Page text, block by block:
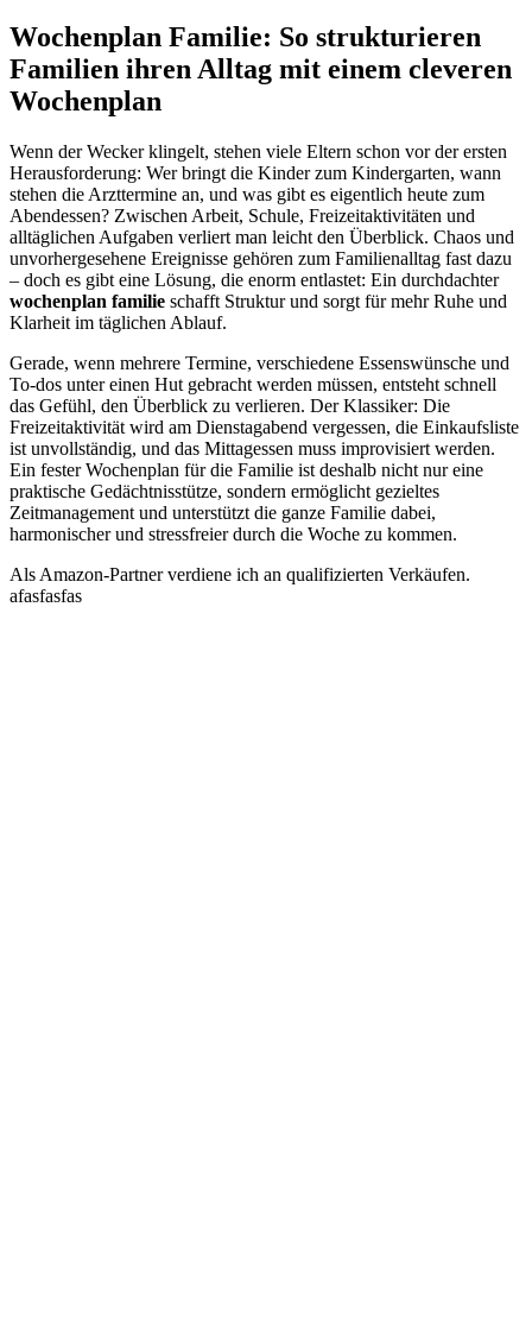
Wochenplan Familie: So strukturieren
Familien ihren Alltag mit einem cleveren
Wochenplan
Wenn der Wecker klingelt, stehen viele Eltern schon vor der ersten
Herausforderung: Wer bringt die Kinder zum Kindergarten, wann
stehen die Arzttermine an, und was gibt es eigentlich heute zum
Abendessen? Zwischen Arbeit, Schule, Freizeitaktivitäten und
alltäglichen Aufgaben verliert man leicht den Überblick. Chaos und
unvorhergesehene Ereignisse gehören zum Familienalltag fast dazu
– doch es gibt eine Lösung, die enorm entlastet: Ein durchdachter
wochenplan familie schafft Struktur und sorgt für mehr Ruhe und
Klarheit im täglichen Ablauf.
Gerade, wenn mehrere Termine, verschiedene Essenswünsche und
To-dos unter einen Hut gebracht werden müssen, entsteht schnell
das Gefühl, den Überblick zu verlieren. Der Klassiker: Die
Freizeitaktivität wird am Dienstagabend vergessen, die Einkaufsliste
ist unvollständig, und das Mittagessen muss improvisiert werden.
Ein fester Wochenplan für die Familie ist deshalb nicht nur eine
praktische Gedächtnisstütze, sondern ermöglicht gezieltes
Zeitmanagement und unterstützt die ganze Familie dabei,
harmonischer und stressfreier durch die Woche zu kommen.
Als Amazon-Partner verdiene ich an qualifizierten Verkäufen.
afasfasfas